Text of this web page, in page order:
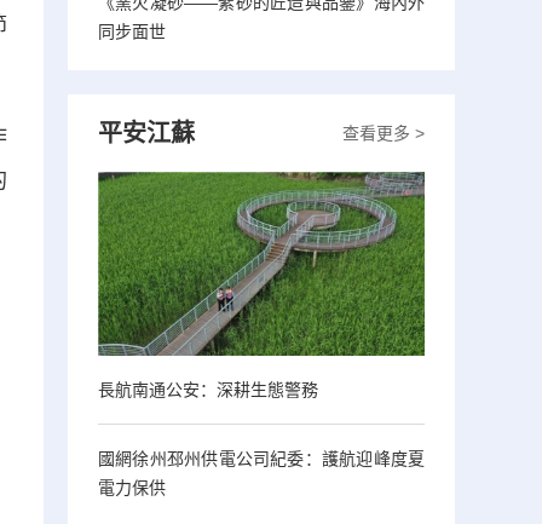
同步面世
查看更多 >
平安江蘇
長航南通公安：深耕生態警務
國網徐州邳州供電公司紀委：護航迎峰度夏
電力保供